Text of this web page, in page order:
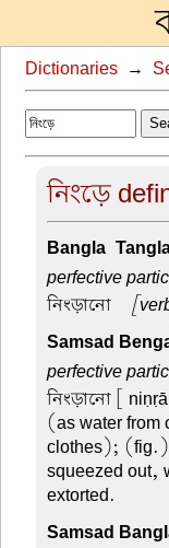
Dictionaries →
নিংড়ে
Bangla-
perfective
নিংড়ানো –
Samsad
perfective
নিংড়ানো [
(as water
clothes);
squeezed out,
extorted.
Samsad